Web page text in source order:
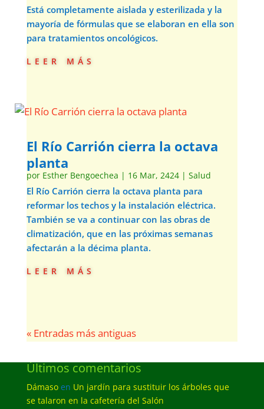
Está completamente aislada y esterilizada y la
mayoría de fórmulas que se elaboran en ella son
para tratamientos oncológicos.
leer más
El Río Carrión cierra la octava
planta
por Esther Bengoechea | 16 Mar, 2424| Salud
El Río Carrión cierra la octava planta para
reformar los techos y la instalación eléctrica.
También se va a continuar con las obras de
climatización, que en las próximas semanas
afectarán a la décima planta.
leer más
« Entradas más antiguas
Últimos comentarios
Dámasoen Un jardín para sustituir los árboles que
se talaron en la cafetería del Salón